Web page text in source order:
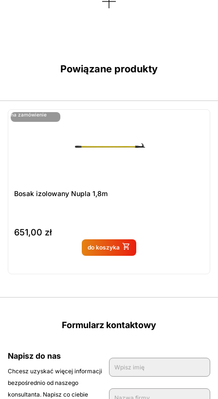
Powiązane produkty
na zamówienie
ostatnie sztuki
Bosak izolowany Nupla 1,8m
651,00 zł
do koszyka
Produkt dostępny na
Formularz kontaktowy
Napisz do nas
Chcesz uzyskać więcej informacji
bezpośrednio od naszego
konsultanta. Napisz co ciebie